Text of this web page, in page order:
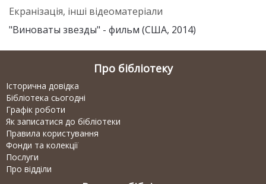
Екранізація, інші відеоматеріали
"Виноваты звезды" - фильм (США, 2014)
Про бібліотеку
Історична довідка
Бібліотека сьогодні
Графік роботи
Як записатися до бібліотеки
Правила користування
Фонди та колекції
Послуги
Про відділи